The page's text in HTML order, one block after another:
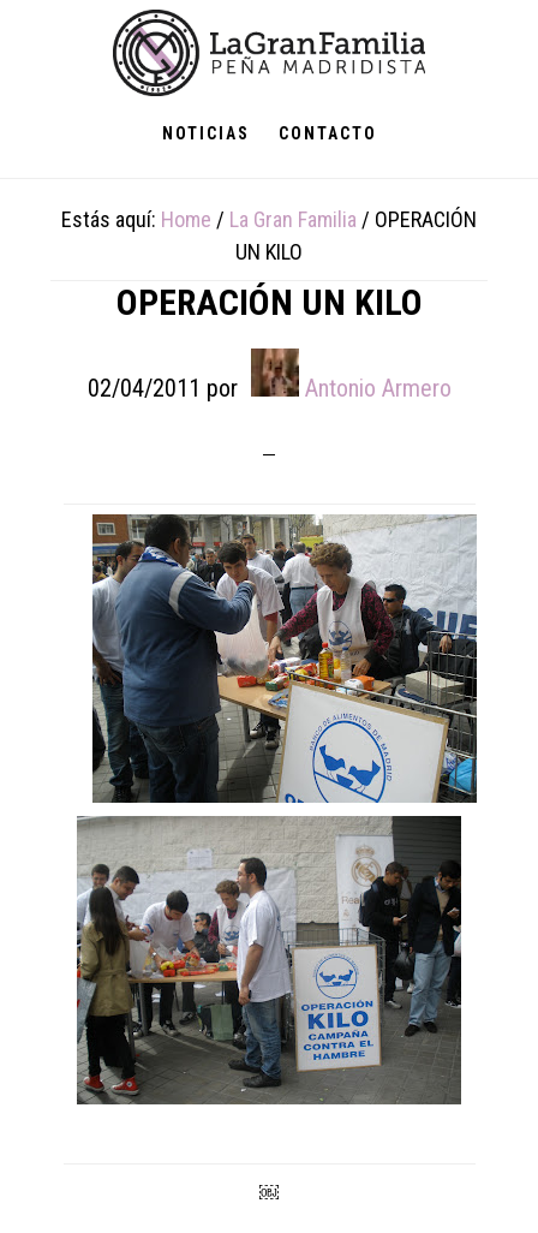
NOTICIAS CONTACTO
Estás aquí: Home / La Gran Familia / OPERACIÓN
UN KILO
OPERACIÓN UN KILO
02/04/2011 por Antonio Armero
￼